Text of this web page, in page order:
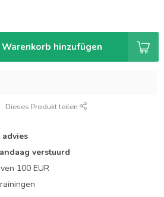
Warenkorb hinzufügen
Dieses Produkt teilen
verstuurd
100 EUR